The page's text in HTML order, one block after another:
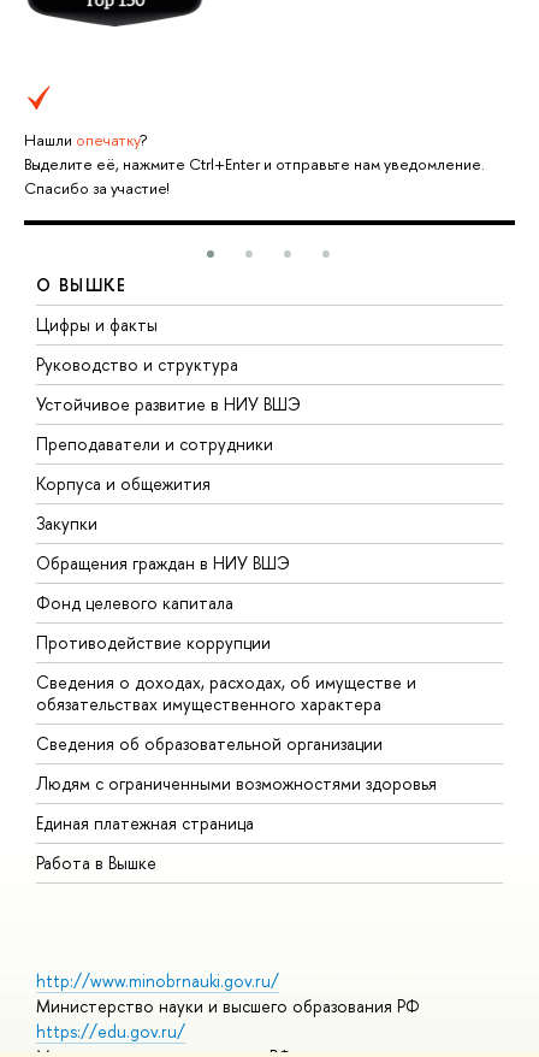
Нашли опечатку?
Выделите её, нажмите Ctrl+Enter и отправьте нам уведомление.
Спасибо за участие!
О ВЫШКЕ
Цифры и факты
Руководство и структура
Устойчивое развитие в НИУ ВШЭ
Преподаватели и сотрудники
Корпуса и общежития
Закупки
Обращения граждан в НИУ ВШЭ
Фонд целевого капитала
Противодействие коррупции
Сведения о доходах, расходах, об имуществе и
обязательствах имущественного характера
Сведения об образовательной организации
Людям с ограниченными возможностями здоровья
Единая платежная страница
Работа в Вышке
http://www.minobrnauki.gov.ru/
Министерство науки и высшего образования РФ
https://edu.gov.ru/